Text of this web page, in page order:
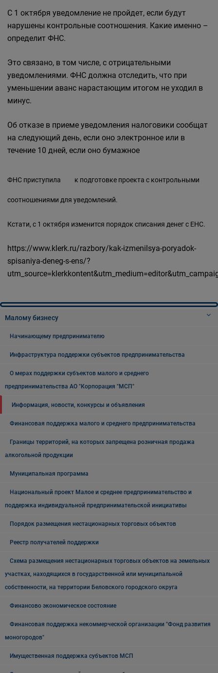
С 1 октября уведомление не пройдет, если будут
нарушены контрольные соотношения. Какие именно –
определит ФНС.
Это связано, в том числе, с отрицательными
уведомлениями. ФНС должна отследить, что при
уменьшении аванс нарастающим итогом не уходил в
минус.
Об отказе в приеме уведомления налоговики сообщат
на следующий день, если оно электронное или в
течение 10 дней, если оно бумажное
ФНС приступила к подготовке проекта с контрольными
соотношениями для уведомлений.
Кстати, с 1 октября изменится порядок списания денег с ЕНС.
https://www.klerk.ru/razbory/kak-izmenilsya-poryadok-
spisaniya-deneg-s-ens/?
Малому бизнесу
Начинающему предпринимателю
Инфраструктура поддержки субъектов предпринимательства
О мерах поддержки субъектов малого и среднего
предпринимательства АО "Корпорация "МСП"
Информация, новости, конкурсы и объявления
Финансовая поддержка малого и среднего предпринимательства
Границы территорий, на которых запрещена розничная продажа
алкогольной продукции
Муниципальная программа
Национальный проект Малое и среднее предпринимательство и
поддержка индивидуальной предпринимательской инициативы
Порядок размещения нестационарных торговых объектов
Реестр получателей поддержки
Схема размещения нестационарных торговых объектов на земельных
участках, находящихся в государственной или муниципальной
собственности, на территории Беловского городского округа
Финансово экономическое состояние
Финансовая поддержка некоммерческой организации "Фонд развития
моногородов"
Имущественная поддержка субъектов МСП